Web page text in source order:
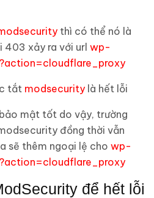
thì có thể nó là
403 xảy ra với url wp-
tắt modsecurity là hết lỗi
mật tốt do vậy, trường
đồng thời vẫn
sẽ thêm ngoại lệ cho wp-
để hết lỗi